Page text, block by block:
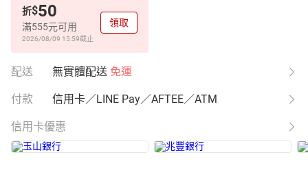
折$50
滿555元可用
2026/08/09 15:59截止
領取
配送 無實體配送 免運
付款 信用卡／LINE Pay／AFTEE／ATM
信用卡優惠